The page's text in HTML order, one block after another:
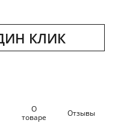
КЛИК
О
товаре
Отзывы